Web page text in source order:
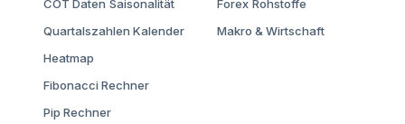
COT Daten Saisonalität
Quartalszahlen Kalender
Heatmap
Fibonacci Rechner
Pip Rechner
Forex Rohstoffe
Makro & Wirtschaft